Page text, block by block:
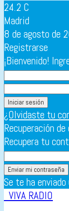
24.2 C
Madrid
8 de agosto de
Registrarse
¡Bienvenido!
¿Olvidaste tu
Recuperación
Recupera tu
Se te ha
VIVA RADIO